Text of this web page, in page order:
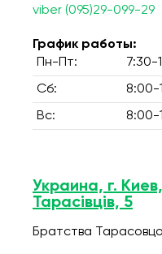
viber (095)29-099-29
График работы:
Пн-Пт:
7:30-
Сб: 8:00-
Вс: 8:00-
Украина, г.
Тарасівців, 5
Братства